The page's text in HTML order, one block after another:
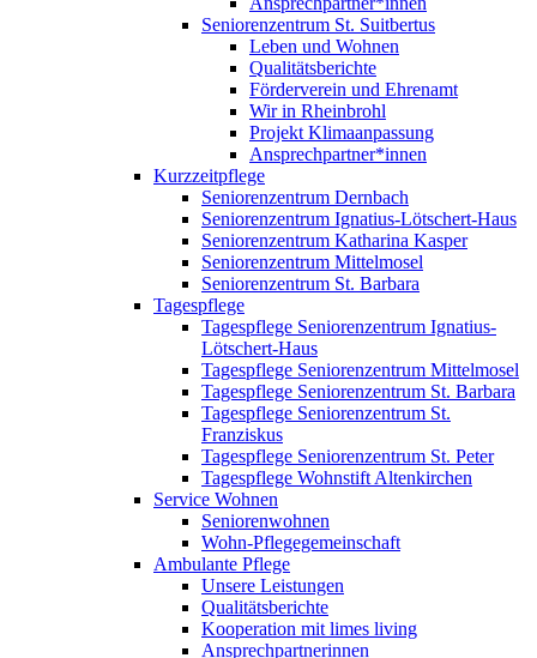
Seniorenzentrum St. Suitbertus
Leben und Wohnen
Qualitätsberichte
Förderverein und Ehrenamt
Wir in Rheinbrohl
Projekt Klimaanpassung
Ansprechpartner*innen
Kurzzeitpflege
Seniorenzentrum Dernbach
Seniorenzentrum Ignatius-Lötschert-Haus
Seniorenzentrum Katharina Kasper
Seniorenzentrum Mittelmosel
Seniorenzentrum St. Barbara
Tagespflege
Tagespflege Seniorenzentrum Ignatius-
Lötschert-Haus
Tagespflege Seniorenzentrum Mittelmosel
Tagespflege Seniorenzentrum St. Barbara
Tagespflege Seniorenzentrum St.
Franziskus
Tagespflege Seniorenzentrum St. Peter
Tagespflege Wohnstift Altenkirchen
Service Wohnen
Seniorenwohnen
Wohn-Pflegegemeinschaft
Ambulante Pflege
Unsere Leistungen
Qualitätsberichte
Kooperation mit limes living
Ansprechpartnerinnen